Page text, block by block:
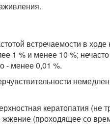
встречаемости в ходе
1 % и менее 10 %;
- менее 0,01 %.
кератопатия (не
жжение (проходящее со